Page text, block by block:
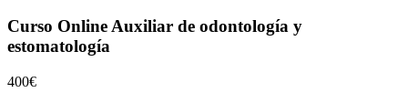
Curso Online Auxiliar de odontología y
estomatología
400€